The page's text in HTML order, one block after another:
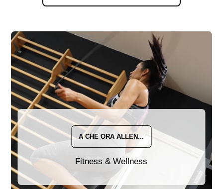
A CHE ORA ALLEN...
Fitness & Wellness